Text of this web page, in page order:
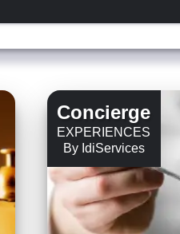
Concierge
EXPERIENCES
By IdiServices